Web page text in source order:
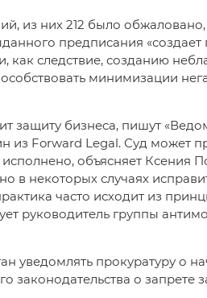
из них 212 было
предписания
следствие, созданию
минимизации
защиту бизнеса, пишут
из Forward Legal. Суд может
объясняет Ксения
в некоторых случаях
часто исходит из
руководитель группы
уведомлять прокуратуру о
о запрете